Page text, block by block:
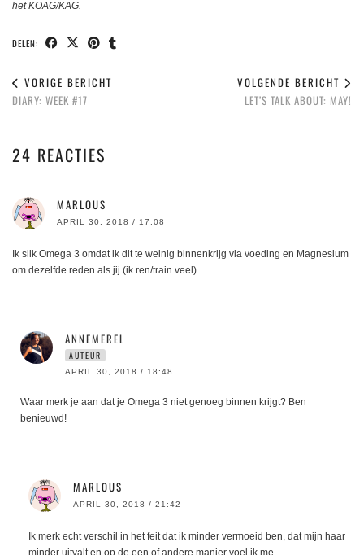
het KOAG/KAG.
DELEN:
VORIGE BERICHT
DIARY: WEEK #17
VOLGENDE BERICHT
LET’S TALK ABOUT: MAY!
24 REACTIES
MARLOUS
APRIL 30, 2018 / 17:08
Ik slik Omega 3 omdat ik dit te weinig binnenkrijg via voeding en Magnesium
om dezelfde reden als jij (ik ren/train veel)
ANNEMEREL
AUTEUR
APRIL 30, 2018 / 18:48
Waar merk je aan dat je Omega 3 niet genoeg binnen krijgt? Ben
benieuwd!
MARLOUS
APRIL 30, 2018 / 21:42
Ik merk echt verschil in het feit dat ik minder vermoeid ben, dat mijn haar
minder uitvalt en op de een of andere manier voel ik me